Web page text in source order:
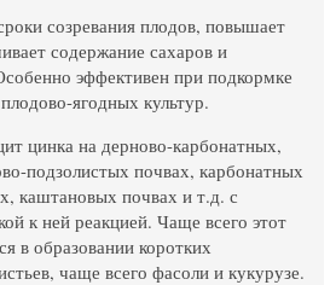
созревания плодов, повышает
содержание сахаров и
эффективен при подкормке
ягодных культур.
цинка на дерново-карбонатных,
подзолистых почвах, карбонатных
каштановых почвах и т.д. с
к ней реакцией. Чаще всего этот
в образовании коротких
чаще всего фасоли и кукурузе.